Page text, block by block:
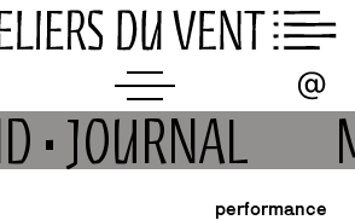
Skip
to
• JOURNAL
buvette
événement
performance